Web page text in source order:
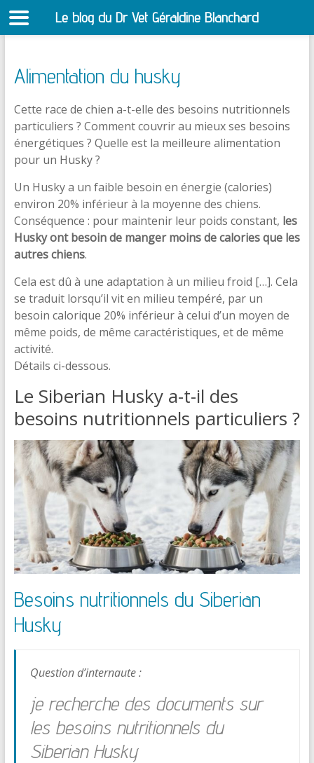
Alimentation du husky
Cette race de chien a-t-elle des besoins nutritionnels
particuliers ? Comment couvrir au mieux ses besoins
énergétiques ? Quelle est la meilleure alimentation
pour un Husky ?
Un Husky a un faible besoin en énergie (calories)
environ 20% inférieur à la moyenne des chiens.
Conséquence : pour maintenir leur poids constant, les
Husky ont besoin de manger moins de calories que les
autres chiens.
Cela est dû à une adaptation à un milieu froid […]. Cela
se traduit lorsqu’il vit en milieu tempéré, par un
besoin calorique 20% inférieur à celui d’un moyen de
même poids, de même caractéristiques, et de même
activité.
Détails ci-dessous.
Le Siberian Husky a-t-il des
besoins nutritionnels particuliers ?
Besoins nutritionnels du Siberian
Husky
Question d’internaute :
je recherche des documents sur
les besoins nutritionnels du
Siberian Husky
Le blog du Dr Vet Géraldine Blanchard